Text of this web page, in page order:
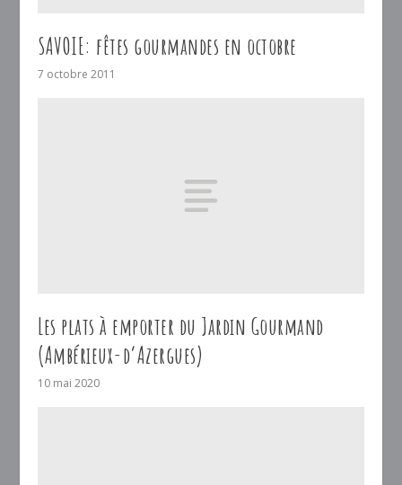
SAVOIE: fêtes gourmandes en octobre
7 octobre 2011
Les plats à emporter du Jardin Gourmand
(Ambérieux-d’Azergues)
10 mai 2020